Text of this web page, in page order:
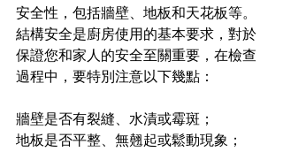
安全性，包括牆壁、地板和天花板等。
結構安全是廚房使用的基本要求，對於
保證您和家人的安全至關重要，在檢查
過程中，要特別注意以下幾點：
牆壁是否有裂縫、水漬或霉斑；
地板是否平整、無翹起或鬆動現象；